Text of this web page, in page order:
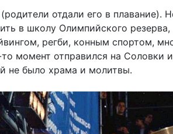
отдали его в плавание).
в школу Олимпийского
регби, конным спортом,
момент отправился на Соловки
не было храма и молитвы.